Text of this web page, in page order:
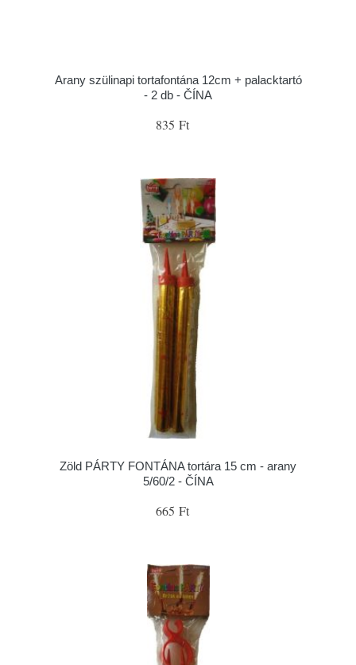
Arany szülinapi tortafontána 12cm + palacktartó
- 2 db - ČÍNA
835 Ft
Zöld PÁRTY FONTÁNA tortára 15 cm - arany
5/60/2 - ČÍNA
665 Ft